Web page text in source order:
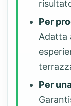
Per
Adatta
Per